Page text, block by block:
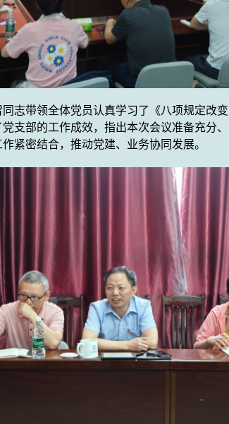
同志带领全体党员认真学习了《八项规定改
党支部的工作成效，指出本次会议准备充分
作紧密结合，推动党建、业务协同 发展。